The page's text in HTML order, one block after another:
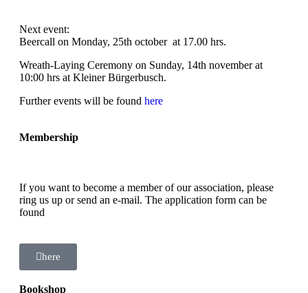
Next event:
Beercall on Monday, 25th october at 17.00 hrs.
Wreath-Laying Ceremony on Sunday, 14th november at
10:00 hrs at Kleiner Bürgerbusch.
Further events will be found here
Membership
If you want to become a member of our association, please
ring us up or send an e-mail. The application form can be
found
here
Bookshop